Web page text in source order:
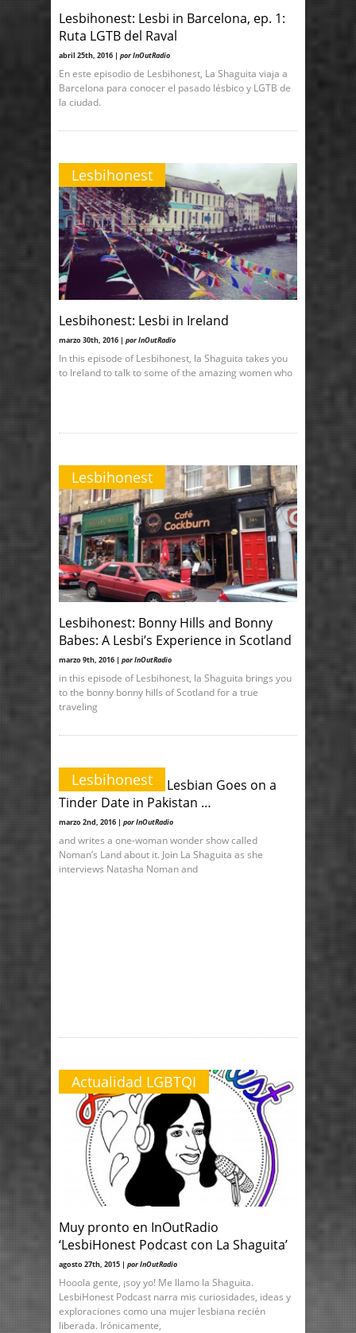
Lesbihonest: Lesbi in Barcelona, ep. 1:
Ruta LGTB del Raval
abril 25th, 2016 | por InOutRadio
En este episodio de Lesbihonest, La Shaguita viaja a
Barcelona para conocer el pasado lésbico y LGTB de
la ciudad.
Lesbihonest
Lesbihonest: Lesbi in Ireland
marzo 30th, 2016 | por InOutRadio
In this episode of Lesbihonest, la Shaguita takes you
to Ireland to talk to some of the amazing women who
Lesbihonest
Lesbihonest: Bonny Hills and Bonny
Babes: A Lesbi’s Experience in Scotland
marzo 9th, 2016 | por InOutRadio
in this episode of Lesbihonest, la Shaguita brings you
to the bonny bonny hills of Scotland for a true
traveling
Lesbihonest
Lesbihonest: So a Lesbian Goes on a
Tinder Date in Pakistan …
marzo 2nd, 2016 | por InOutRadio
and writes a one-woman wonder show called
Noman’s Land about it. Join La Shaguita as she
interviews Natasha Noman and
Actualidad LGBTQI
Muy pronto en InOutRadio
‘LesbiHonest Podcast con La Shaguita’
agosto 27th, 2015 | por InOutRadio
Hooola gente, ¡soy yo! Me llamo la Shaguita.
LesbiHonest Podcast narra mis curiosidades, ideas y
exploraciones como una mujer lesbiana recién
liberada. Irónicamente,